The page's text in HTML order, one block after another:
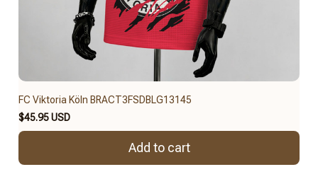
FC Viktoria Köln BRACT3FSDBLG13145
$45.95 USD
Add to cart